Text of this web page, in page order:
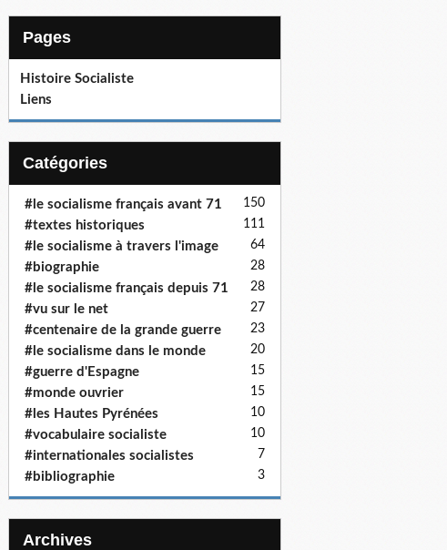
Pages
Histoire Socialiste
Liens
Catégories
#le socialisme français avant 71 150
#textes historiques 111
#le socialisme à travers l'image 64
#biographie 28
#le socialisme français depuis 71 28
#vu sur le net 27
#centenaire de la grande guerre 23
#le socialisme dans le monde 20
#guerre d'Espagne 15
#monde ouvrier 15
#les Hautes Pyrénées 10
#vocabulaire socialiste 10
#internationales socialistes 7
#bibliographie 3
Archives